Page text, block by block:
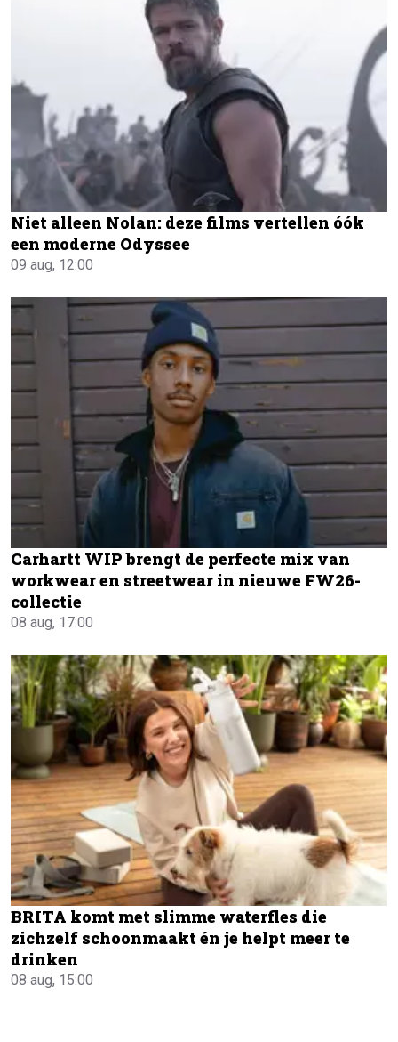
Niet alleen Nolan: deze films vertellen óók
een moderne Odyssee
09 aug, 12:00
Carhartt WIP brengt de perfecte mix van
workwear en streetwear in nieuwe FW26-
collectie
08 aug, 17:00
BRITA komt met slimme waterfles die
zichzelf schoonmaakt én je helpt meer te
drinken
08 aug, 15:00